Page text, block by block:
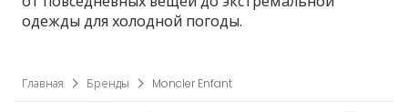
одежды для холодной погоды.
Главная Бренды Moncler Enfant